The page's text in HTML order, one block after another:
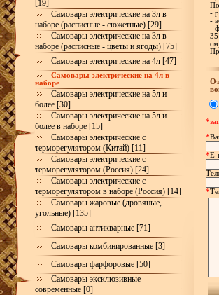
[19]
Самовары электрические на 3л в
наборе (расписные - сюжетные) [29]
Самовары электрические на 3л в
наборе (расписные - цветы и ягоды) [75]
Самовары электрические на 4л [47]
Самовары электрические на 4л в
наборе
Самовары электрические на 5л и
более [30]
Самовары электрические на 5л и
более в наборе [15]
Самовары электрические с
терморегулятором (Китай) [11]
Самовары электрические с
терморегулятором (Россия) [24]
Самовары электрические с
терморегулятором в наборе (Россия) [14]
Самовары жаровые (дровяные,
угольные) [135]
Самовары антикварные [71]
Самовары комбинированные [3]
Самовары фарфоровые [50]
Самовары эксклюзивные
современные [0]
-
-
-
*
*E-
*